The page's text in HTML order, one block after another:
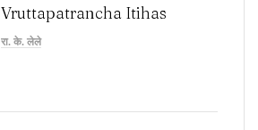
Vruttapatrancha Itihas
रा. के. लेले